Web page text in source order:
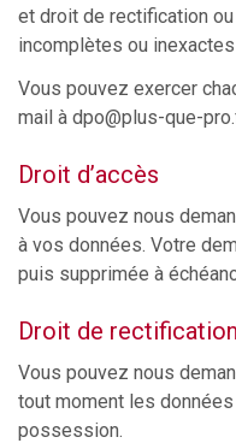
et droit de rectification
incomplètes ou
Vous pouvez exercer
mail à dpo@plus-que-
Droit d’accès
Vous pouvez nous
à vos données. Votre
puis supprimée à
Droit de
Vous pouvez nous
tout moment les
possession.